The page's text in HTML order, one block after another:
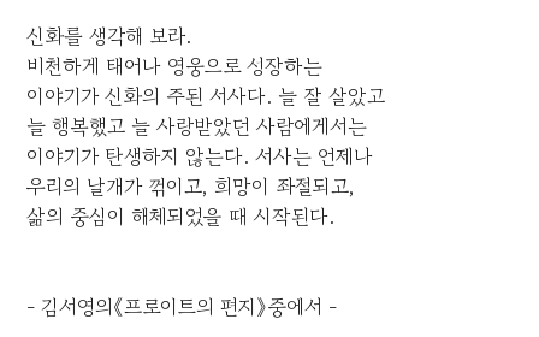
신화를 생각해 보라.
비천하게 태어나 영웅으로 성장하는
이야기가 신화의 주된 서사다. 늘 잘 살았고
늘 행복했고 늘 사랑받았던 사람에게서는
이야기가 탄생하지 않는다. 서사는 언제나
우리의 날개가 꺾이고, 희망이 좌절되고,
삶의 중심이 해체되었을 때 시작된다.
- 김서영의《프로이트의 편지》중에서 -